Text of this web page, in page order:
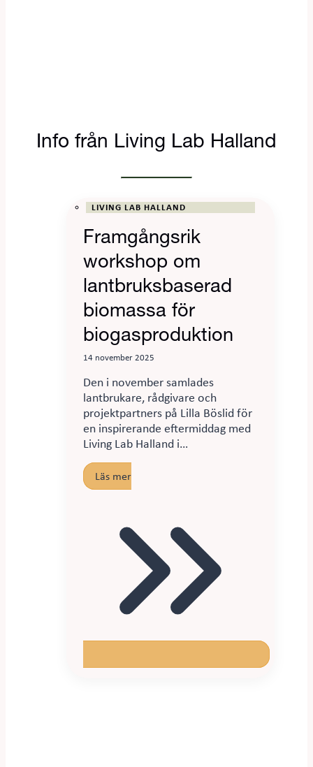
Info från Living Lab Halland
LIVING LAB HALLAND
Framgångsrik
workshop om
lantbruksbaserad
biomassa för
biogasproduktion
14 november 2025
Den i november samlades
lantbrukare, rådgivare och
projektpartners på Lilla Böslid för
en inspirerande eftermiddag med
Living Lab Halland i…
Läs mer